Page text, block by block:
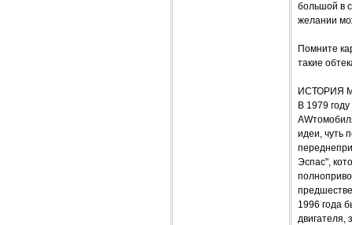
большой в
желании
Помните
такие
ИСТОРИЯ
В 1979
идеи, чуть
Эспас",
1996 года
двигателя,